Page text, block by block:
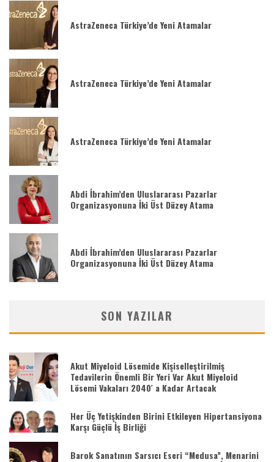
AstraZeneca Türkiye’de Yeni Atamalar
AstraZeneca Türkiye’de Yeni Atamalar
AstraZeneca Türkiye’de Yeni Atamalar
Abdi İbrahim’den Uluslararası Pazarlar
Organizasyonuna İki Üst Düzey Atama
Abdi İbrahim’den Uluslararası Pazarlar
Organizasyonuna İki Üst Düzey Atama
SON YAZILAR
Akut Miyeloid Lösemide Kişiselleştirilmiş
Tedavilerin Önemli Bir Yeri Var Akut Miyeloid
Lösemi Vakaları 2040′ a Kadar Artacak
Her Üç Yetişkinden Birini Etkileyen Hipertansiyona
Karşı Güçlü İş Birliği
Barok Sanatının Sarsıcı Eseri “Medusa”, Menarini